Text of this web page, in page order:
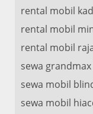
rental mobil
rental mobil
rental mobil
sewa
sewa mobil
sewa mobil